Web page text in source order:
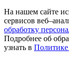
На нашем сайте
сервисов
обработку
Подробнее об
узнать в Политике